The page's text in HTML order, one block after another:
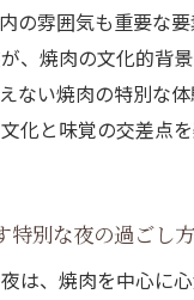
の雰囲気も重要な
、焼肉の文化的背
ない焼肉の特別な体
化と味覚の交差点
特別な夜の過ごし方
は、焼肉を中心に